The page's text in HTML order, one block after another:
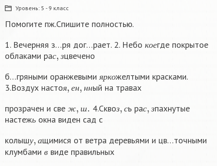
Уровень: 5 - 9 класс
Помогите пж.Спишите полностью.
1. Вечерняя з…ря дог…рает. 2. Небо
к о е где покрытое
облаками ра с з
с,з
цвечено
б…гряными оранжевымияр к о желтыми красками.
3.Воздух настоя е
я,е
н нн
н,нн
ый на травах
прозрачен и све
ж ш 4.Скво з сь ра с зпахнутые
настежь
ь
окна виден сад с
колыш
у а щимися от ветра деревьями и цв…точными
клумбами
в
в
виде правильных